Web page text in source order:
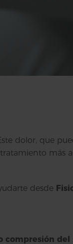
dolor, que
más
desde
compresión del